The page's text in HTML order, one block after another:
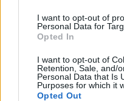
I want to opt-out of
Personal Data for
Opted In
I want to opt-out of
Retention, Sale, and/
Personal Data that Is
Purposes for which it
Opted Out